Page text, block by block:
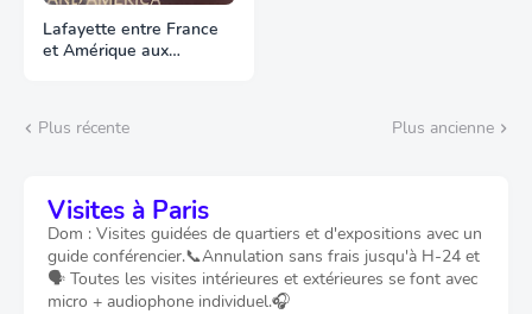
Lafayette entre France
et Amérique aux
Plus récente Plus ancienne
Visites à Paris
Dom : Visites guidées de quartiers et d'expositions avec un
guide conférencier.📞Annulation sans frais jusqu'à H-24 et
🗣️ Toutes les visites intérieures et extérieures se font avec
micro + audiophone individuel.🎧